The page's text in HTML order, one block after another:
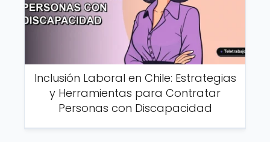
Inclusión Laboral en Chile: Estrategias
y Herramientas para Contratar
Personas con Discapacidad